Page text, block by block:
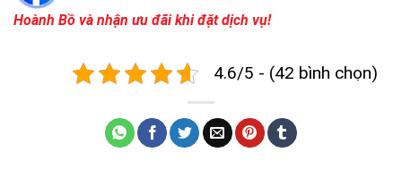
Hoành Bồ và nhận ưu đãi khi đặt dịch vụ!
4.6/5 - (42 bình chọn)